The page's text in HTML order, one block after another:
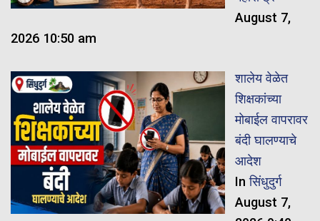
August 7,
2026 10:50 am
शालेय वेळेत
शिक्षकांच्या
मोबाईल वापरावर
बंदी घालण्याचे
आदेश
Inसिंधुदुर्ग
August 7,